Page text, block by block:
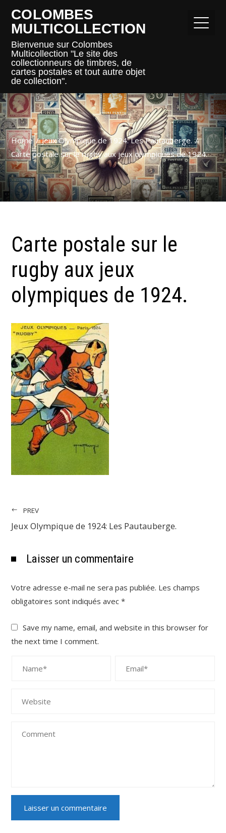
COLOMBES
MULTICOLLECTION
Bienvenue sur Colombes
Multicollection "Le site des
collectionneurs de timbres, de
cartes postales et tout autre objet
de collection".
Home
Jeux Olympique de 1924: Les Pautauberge.
Carte postale sur le rugby aux jeux olympiques de 1924.
Carte postale sur le
rugby aux jeux
olympiques de 1924.
PREV
Jeux Olympique de 1924: Les Pautauberge.
Laisser un commentaire
Votre adresse e-mail ne sera pas publiée. Les champs
obligatoires sont indiqués avec*
Save my name, email, and website in this browser for
the next time I comment.